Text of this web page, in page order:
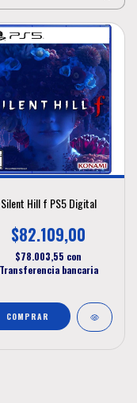
Silent Hill f PS5 Digital
$82.109,00
$78.003,55 con
Transferencia bancaria